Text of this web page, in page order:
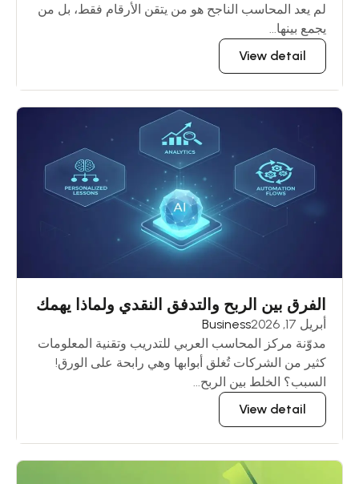
لم يعد المحاسب الناجح هو من يتقن الأرقام فقط، بل من
يجمع بينها...
View detail
الفرق بين الربح والتدفق النقدي ولماذا يهمك
أبريل 17, 2026
Business
مدوّنة مركز المحاسب العربي للتدريب وتقنية المعلومات
كثير من الشركات تُغلق أبوابها وهي رابحة على الورق!
السبب؟ الخلط بين الربح...
View detail